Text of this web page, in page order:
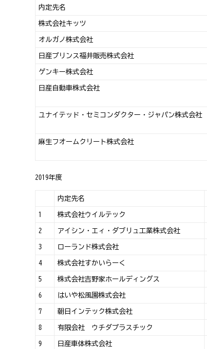
内定先名
株式会社キッツ
オルガノ株式会社
日産プリンス福井販売株式会社
ゲンキー株式会社
日産自動車株式会社
ユナイテッド・セミコンダクター・ジャパン株式会社
麻生フオームクリート株式会社
2019年度
内定先名
1 株式会社ウイルテック
2 アイシン・エィ・ダブリュ工業株式会社
3 ローランド株式会社
4 株式会社すかいらーく
5 株式会社吉野家ホールディングス
6 はいや松風園株式会社
7 朝日インテック株式会社
8 有限会社 ウチダプラスチック
9 日産車体株式会社